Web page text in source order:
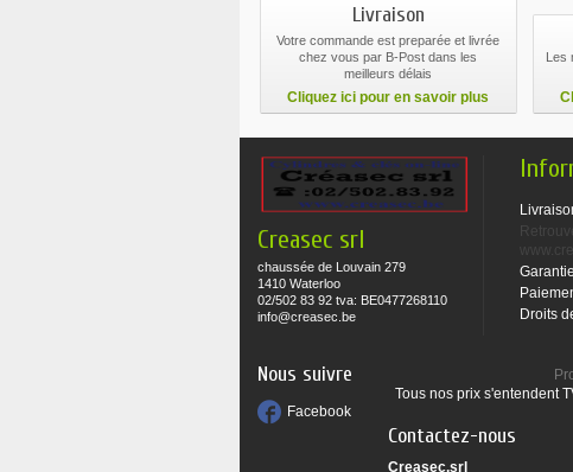
Livraison
Votre commande est preparée et livrée
chez vous par B-Post dans les
meilleurs délais
Cliquez ici pour en savoir plus
Les
Creasec srl
chaussée de Louvain 279
1410 Waterloo
02/502 83 92 tva: BE0477268110
info@creasec.be
Droits
Nous suivre
Facebook
Tous nos prix s'entendent
Contactez-nous
Creasec.srl